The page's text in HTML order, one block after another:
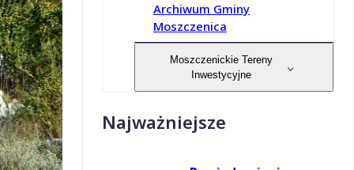
Archiwum Gminy
Moszczenica
Moszczenickie Tereny
Inwestycyjne
Najważniejsze